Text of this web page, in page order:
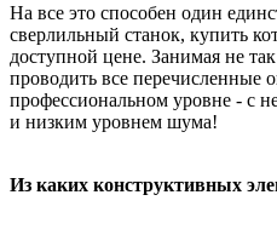
На все это способен один
сверлильный станок, купить
доступной цене. Занимая не
проводить все перечисленные
профессиональном уровне - с
и низким уровнем шума!
Из каких конструктивных